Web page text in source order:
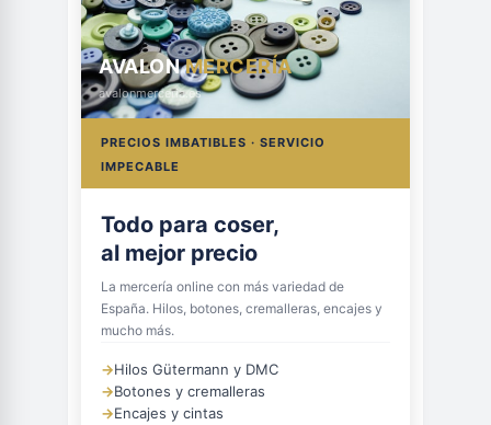
AVALONMERCERÍA
avalonmerceria.es
PRECIOS IMBATIBLES · SERVICIO
IMPECABLE
Todo para coser,
al mejor precio
La mercería online con más variedad de
España. Hilos, botones, cremalleras, encajes y
mucho más.
→Hilos Gütermann y DMC
→Botones y cremalleras
→Encajes y cintas